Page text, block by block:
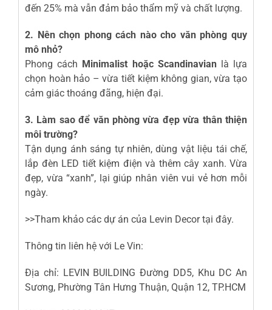
đến 25% mà vẫn đảm bảo thẩm mỹ và chất lượng.
2. Nên chọn phong cách nào cho văn phòng quy
mô nhỏ?
Phong cách Minimalist hoặc Scandinavian là lựa
chọn hoàn hảo – vừa tiết kiệm không gian, vừa tạo
cảm giác thoáng đãng, hiện đại.
3. Làm sao để văn phòng vừa đẹp vừa thân thiện
môi trường?
Tận dụng ánh sáng tự nhiên, dùng vật liệu tái chế,
lắp đèn LED tiết kiệm điện và thêm cây xanh. Vừa
đẹp, vừa “xanh”, lại giúp nhân viên vui vẻ hơn mỗi
ngày.
>>Tham khảo các dự án của Levin Decortại đây.
Thông tin liên hệ với Le Vin:
Địa chỉ: LEVIN BUILDING Đường DD5, Khu DC An
Sương, Phường Tân Hưng Thuận, Quận 12, TP.HCM